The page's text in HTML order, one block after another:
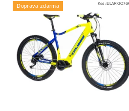
Doprava zdarma Kód: